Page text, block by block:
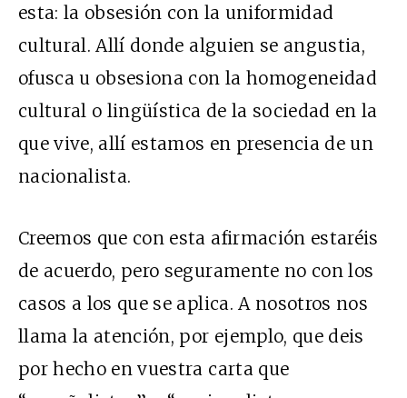
esta: la obsesión con la uniformidad
cultural. Allí donde alguien se angustia,
ofusca u obsesiona con la homogeneidad
cultural o lingüística de la sociedad en la
que vive, allí estamos en presencia de un
nacionalista.
Creemos que con esta afirmación estaréis
de acuerdo, pero seguramente no con los
casos a los que se aplica. A nosotros nos
llama la atención, por ejemplo, que deis
por hecho en vuestra carta que